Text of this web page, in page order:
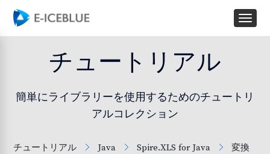
チュートリアル
簡単にライブラリーを使用するためのチュートリ
アルコレクション
チュートリアル Java Spire.XLS for Java
変換